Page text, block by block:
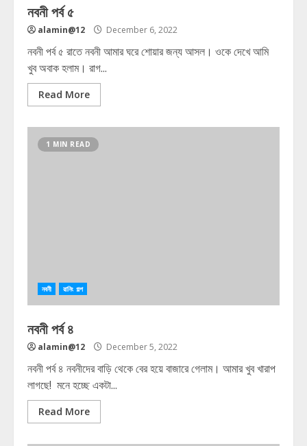
নবনী পর্ব ৫
alamin@12 December 6, 2022
নবনী পর্ব ৫ রাতে নবনী আমার ঘরে শোয়ার জন্য আসল। ওকে দেখে আমি
খুব অবাক হলাম। রাগ...
Read More
1 MIN READ
নবনী রানিং গল্প
নবনী পর্ব ৪
alamin@12 December 5, 2022
নবনী পর্ব ৪ নবনীদের বাড়ি থেকে বের হয়ে বাজারে গেলাম। আমার খুব খারাপ
লাগছে! মনে হচ্ছে একটা...
Read More